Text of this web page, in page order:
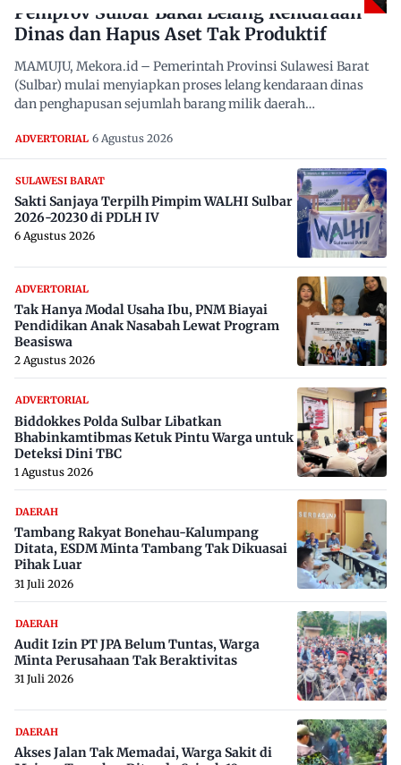
Pemprov Sulbar Bakal Lelang Kendaraan
Dinas dan Hapus Aset Tak Produktif
MAMUJU, Mekora.id – Pemerintah Provinsi Sulawesi Barat
(Sulbar) mulai menyiapkan proses lelang kendaraan dinas
dan penghapusan sejumlah barang milik daerah…
ADVERTORIAL 6 Agustus 2026
SULAWESI BARAT
Sakti Sanjaya Terpilh Pimpim WALHI Sulbar
2026-20230 di PDLH IV
6 Agustus 2026
ADVERTORIAL
Tak Hanya Modal Usaha Ibu, PNM Biayai
Pendidikan Anak Nasabah Lewat Program
Beasiswa
2 Agustus 2026
ADVERTORIAL
Biddokkes Polda Sulbar Libatkan
Bhabinkamtibmas Ketuk Pintu Warga untuk
Deteksi Dini TBC
1 Agustus 2026
DAERAH
Tambang Rakyat Bonehau-Kalumpang
Ditata, ESDM Minta Tambang Tak Dikuasai
Pihak Luar
31 Juli 2026
DAERAH
Audit Izin PT JPA Belum Tuntas, Warga
Minta Perusahaan Tak Beraktivitas
31 Juli 2026
DAERAH
Akses Jalan Tak Memadai, Warga Sakit di